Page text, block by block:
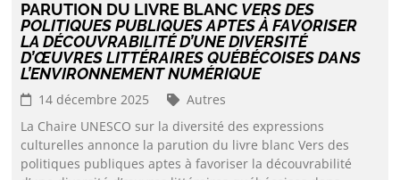
PARUTION DU LIVRE BLANC VERS DES
POLITIQUES PUBLIQUES APTES À FAVORISER
LA DÉCOUVRABILITÉ D’UNE DIVERSITÉ
D’ŒUVRES LITTÉRAIRES QUÉBÉCOISES DANS
L’ENVIRONNEMENT NUMÉRIQUE
14 décembre 2025
Autres
La Chaire UNESCO sur la diversité des expressions
culturelles annonce la parution du livre blanc Vers des
politiques publiques aptes à favoriser la découvrabilité